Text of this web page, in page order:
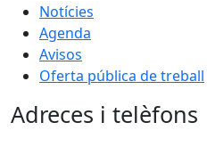
Notícies
Agenda
Avisos
Oferta pública de treball
Adreces i telèfons